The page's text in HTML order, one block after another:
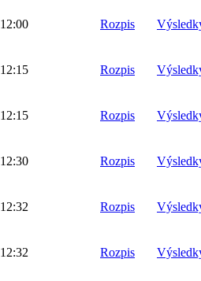
12:00 Rozpis
12:15 Rozpis
12:15 Rozpis
12:30 Rozpis
12:32 Rozpis
12:32 Rozpis